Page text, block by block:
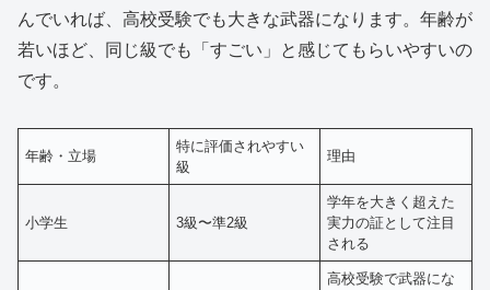
んでいれば、高校受験でも大きな武器になります。年齢が
若いほど、同じ級でも「すごい」と感じてもらいやすいの
です。
年齢・立場
特に評価されやすい
級
理由
小学生 3級〜準2級
学年を大きく超えた
実力の証として注目
される
高校受験で武器にな